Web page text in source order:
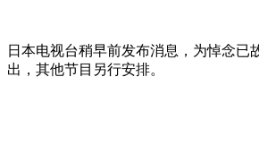
日本电视台稍早前发布消息，为悼念
出，其他节目另行安排。